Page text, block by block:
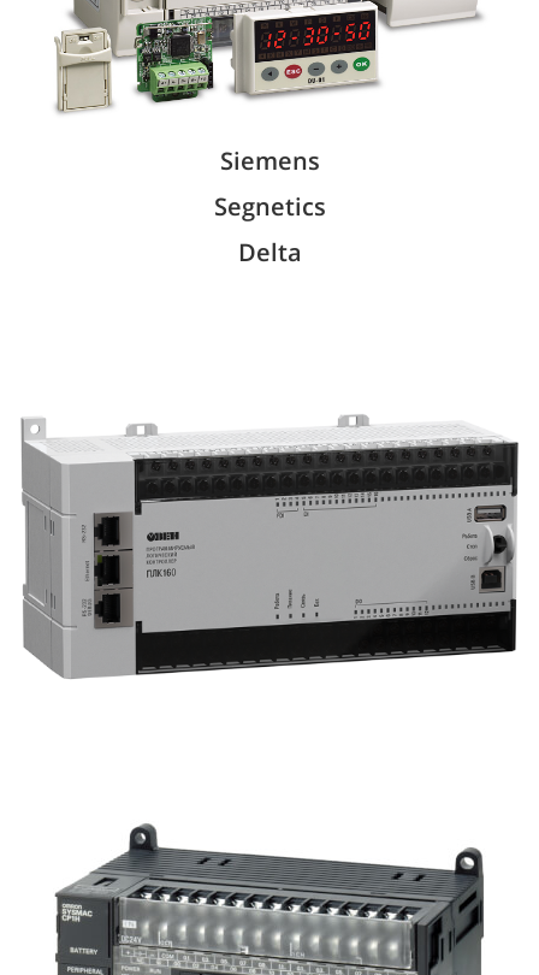
Siemens
Segnetics
Delta